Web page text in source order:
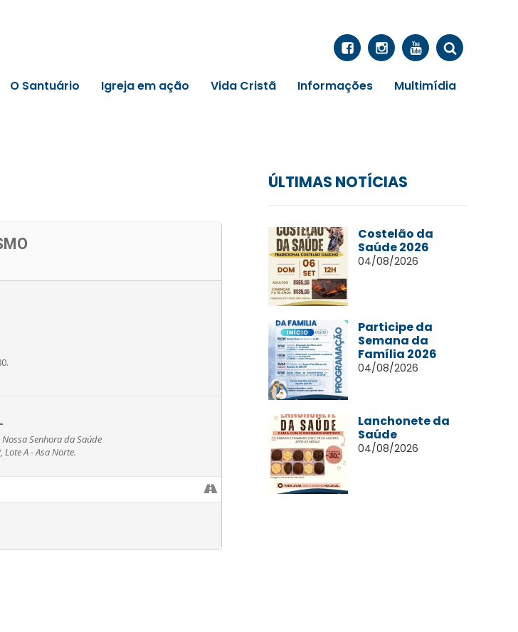
O Santuário Igreja em ação Vida Cristã Informações Multimídia
Senhora da Saúde
Lote A - Asa Norte.
ÚLTIMAS NOTÍCIAS
Costelão da
Saúde 2026
04/08/2026
Participe da
Semana da
Família 2026
04/08/2026
Lanchonete da
Saúde
04/08/2026